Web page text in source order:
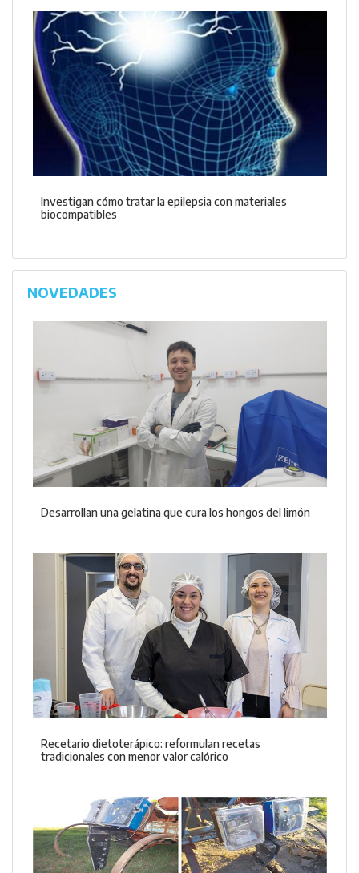
Investigan cómo tratar la epilepsia con materiales
biocompatibles
NOVEDADES
Desarrollan una gelatina que cura los hongos del limón
Recetario dietoterápico: reformulan recetas
tradicionales con menor valor calórico